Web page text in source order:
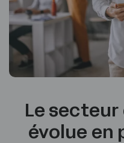
Le
évolue en